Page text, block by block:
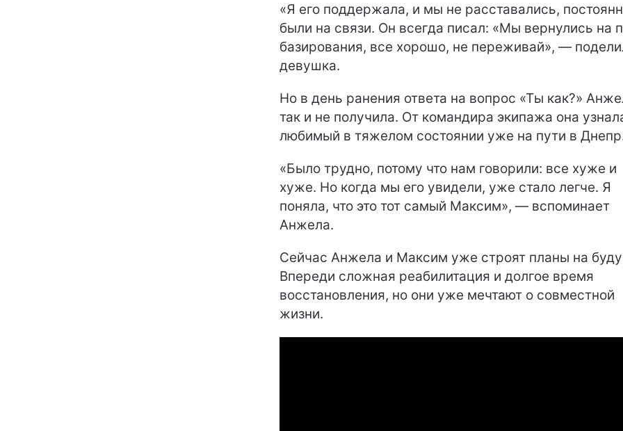
«Я его поддержала, и мы не расставались,
были на связи. Он всегда писал: «Мы вернулись на
базирования, все хорошо, не переживай», —
девушка.
Но в день ранения ответа на вопрос «Ты как?»
так и не получила. От командира экипажа она
любимый в тяжелом состоянии уже на пути в
«Было трудно, потому что нам говорили: все хуже и
хуже. Но когда мы его увидели, уже стало легче. Я
поняла, что это тот самый Максим», — вспоминает
Анжела.
Сейчас Анжела и Максим уже строят планы на
Впереди сложная реабилитация и долгое время
восстановления, но они уже мечтают о совместной
жизни.